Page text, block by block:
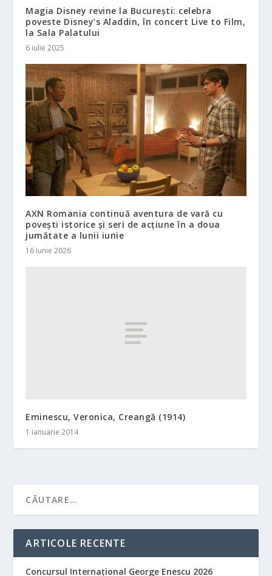
Magia Disney revine la București: celebra
poveste Disney’s Aladdin, în concert Live to Film,
la Sala Palatului
6 iulie 2025
AXN Romania continuă aventura de vară cu
povești istorice și seri de acțiune în a doua
jumătate a lunii iunie
16 iunie 2026
Eminescu, Veronica, Creangă (1914)
1 ianuarie 2014
ARTICOLE RECENTE
Concursul Internațional George Enescu 2026